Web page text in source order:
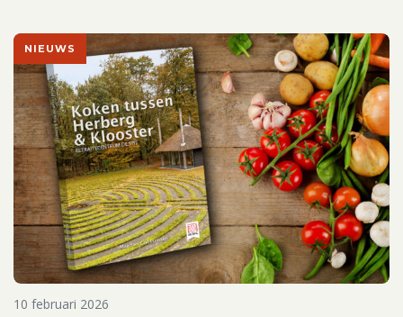
NIEUWS
10 februari 2026